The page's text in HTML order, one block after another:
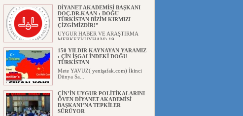
DİYANET AKADEMİSİ BAŞKANI
DOÇ.DR.KAAN : DOĞU
TÜRKİSTAN BİZİM KIRMIZI
ÇİZGİMİZDİR!”
UYGUR HABER VE ARAŞTIRMA
MERKEZİ(UYHAM) 19...
150 YILDIR KAYNAYAN YARAMIZ
: ÇİN İŞGALİNDEKİ DOĞU
TÜRKİSTAN
Mete YAVUZ( yenişafak.com) İkinci
Dünya Sa...
ÇİN’İN UYGUR POLİTİKALARINI
ÖVEN DİYANET AKADEMİSİ
BAŞKANI’NA TEPKİLER
SÜRÜYOR